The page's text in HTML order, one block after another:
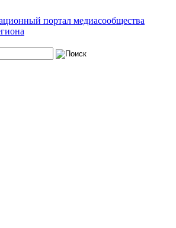
портал медиасообщества